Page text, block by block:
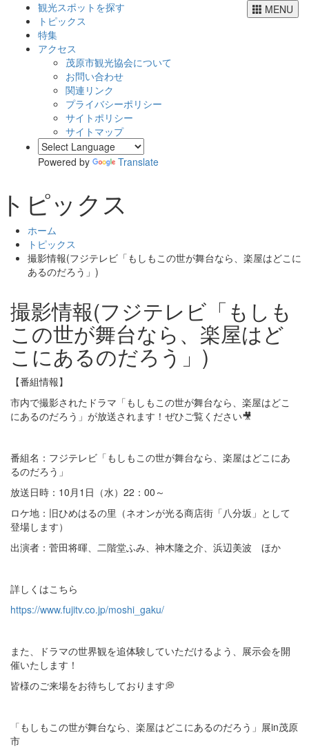
MENU
観光スポットを探す
トピックス
特集
アクセス
茂原市観光協会について
お問い合わせ
関連リンク
プライバシーポリシー
サイトポリシー
サイトマップ
Powered by Translate
トピックス
ホーム
トピックス
撮影情報(フジテレビ「もしもこの世が舞台なら、楽屋はどこに
あるのだろう」)
撮影情報(フジテレビ「もしも
この世が舞台なら、楽屋はど
こにあるのだろう」)
【番組情報】
市内で撮影されたドラマ「もしもこの世が舞台なら、楽屋はどこ
にあるのだろう」が放送されます！ぜひご覧ください🎥
番組名：フジテレビ「もしもこの世が舞台なら、楽屋はどこにあ
るのだろう」
放送日時：10月1日（水）22：00～
ロケ地：旧ひめはるの里（ネオンが光る商店街「八分坂」として
登場します）
出演者：菅田将暉、二階堂ふみ、神木隆之介、浜辺美波 ほか
詳しくはこちら
https://www.fujitv.co.jp/moshi_gaku/
また、ドラマの世界観を追体験していただけるよう、展示会を開
催いたします！
皆様のご来場をお待ちしております💭
「もしもこの世が舞台なら、楽屋はどこにあるのだろう」展in茂原
市